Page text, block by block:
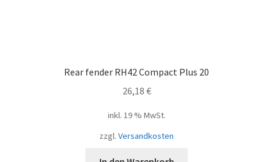
Rear fender RH42 Compact Plus 20
26,18 €
inkl. 19 % MwSt.
zzgl. Versandkosten